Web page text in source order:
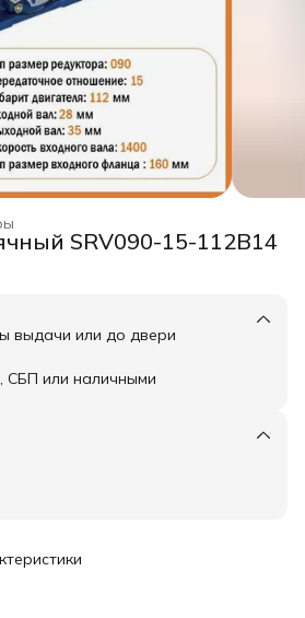
SRV090-15-112B14
выдачи или до двери
или наличными